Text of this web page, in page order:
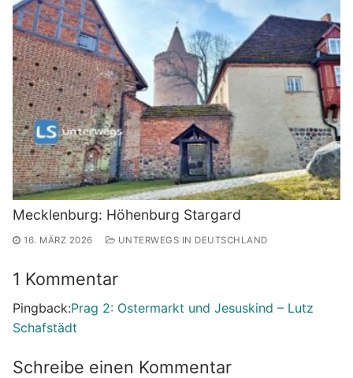
Mecklenburg: Höhenburg Stargard
16. MÄRZ 2026 UNTERWEGS IN DEUTSCHLAND
1 Kommentar
Pingback:Prag 2: Ostermarkt und Jesuskind – Lutz
Schafstädt
Schreibe einen Kommentar